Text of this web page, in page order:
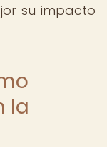
su impacto
la